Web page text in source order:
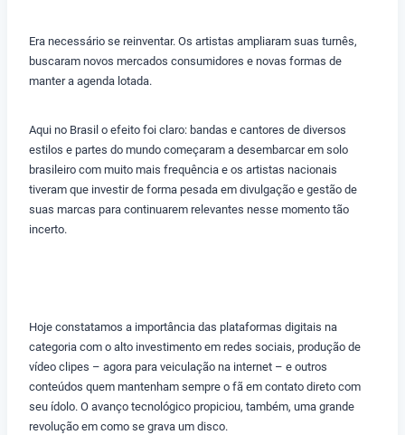
Era necessário se reinventar. Os artistas ampliaram suas turnês,
buscaram novos mercados consumidores e novas formas de
manter a agenda lotada.
Aqui no Brasil o efeito foi claro: bandas e cantores de diversos
estilos e partes do mundo começaram a desembarcar em solo
brasileiro com muito mais frequência e os artistas nacionais
tiveram que investir de forma pesada em divulgação e gestão de
suas marcas para continuarem relevantes nesse momento tão
incerto.
Hoje constatamos a importância das plataformas digitais na
categoria com o alto investimento em redes sociais, produção de
vídeo clipes – agora para veiculação na internet – e outros
conteúdos quem mantenham sempre o fã em contato direto com
seu ídolo. O avanço tecnológico propiciou, também, uma grande
revolução em como se grava um disco.